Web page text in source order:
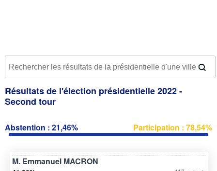
Résultats de l'élection présidentielle 2022 -
Second tour
Abstention : 21,46% Participation : 78,54%
M. Emmanuel MACRON